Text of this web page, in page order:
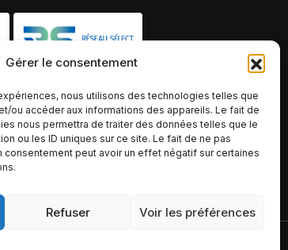
Gérer le consentement
nous utilisons des technologies telles que
ou accéder aux informations des appareils. Le fait de
nous permettra de traiter des données telles que le
ou les ID uniques sur ce site. Le fait de ne pas
consentement peut avoir un effet négatif sur certaines
Refuser Voir les préférences